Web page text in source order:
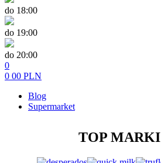
do 18:00
do 19:00
do 20:00
0
0 00 PLN
Blog
Supermarket
TOP MARKI